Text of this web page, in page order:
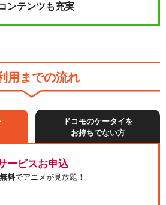
ンテンツも充実
用までの流れ
ドコモのケータイを
お持ちでない方
ービスお申込
料でアニメが見放題！